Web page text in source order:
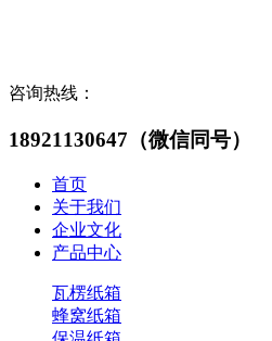
咨询热线：
18921130647（微信同号）
首页
关于我们
企业文化
产品中心
瓦楞纸箱
蜂窝纸箱